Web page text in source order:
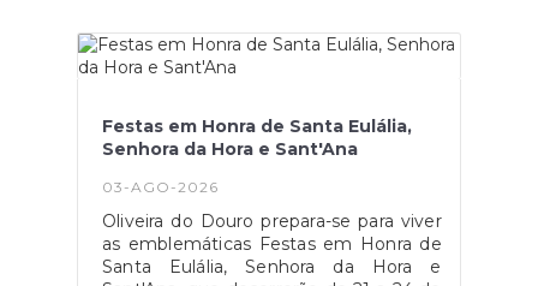
Festas em Honra de Santa Eulália,
Senhora da Hora e Sant'Ana
03-AGO-2026
Oliveira do Douro prepara-se para viver
as emblemáticas Festas em Honra de
Santa Eulália, Senhora da Hora e